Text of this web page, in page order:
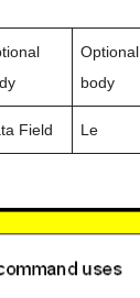
Optional
body
Field Le